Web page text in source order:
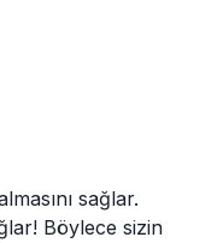
sağlar.
Böylece sizin